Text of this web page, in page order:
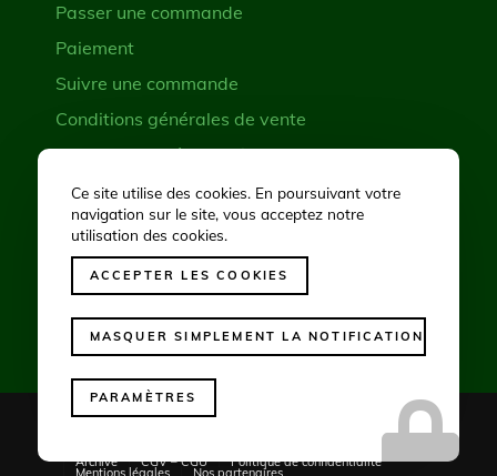
Passer une commande
Paiement
Suivre une commande
Conditions générales de vente
Demande de rétractation
RÉSEAUX SOCIAUX
Archive CGV – CGU Politique de confidentialité
Mentions légales Nos partenaires
Ce site utilise des cookies. En poursuivant votre
navigation sur le site, vous acceptez notre
utilisation des cookies.
ACCEPTER LES COOKIES
MASQUER SIMPLEMENT LA NOTIFICATION
PARAMÈTRES